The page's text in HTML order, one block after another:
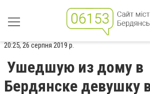
20:25, 26 серпня 2019 р.
Ушедшую из дому в
Бердянске девушку